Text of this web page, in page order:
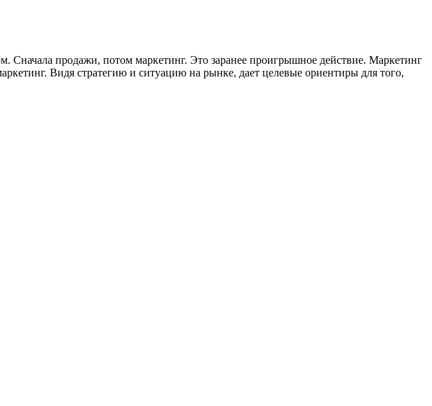
Сначала продажи, потом маркетинг. Это заранее проигрышное действие. Маркетинг
Видя стратегию и ситуацию на рынке, дает целевые ориентиры для того,